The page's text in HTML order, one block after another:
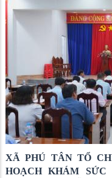
XÃ PHÚ TÂN TỔ
HOẠCH KHÁM